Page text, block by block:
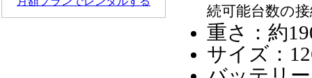
続可能台数の
重さ：約
サイズ：